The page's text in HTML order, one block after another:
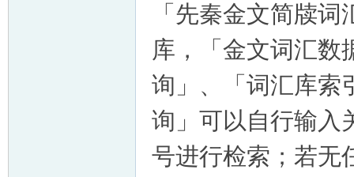
「先秦金文简牍
库，「金文词汇数
询」、「词汇库索
询」可以自行输入
号进行检索；若无